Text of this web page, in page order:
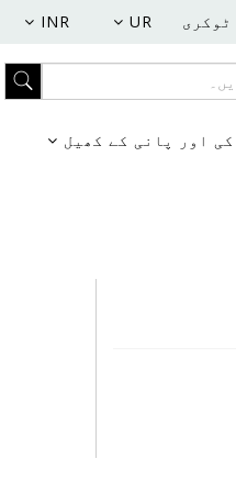
ٹوکری UR
INR
اور پانی کے کھیل